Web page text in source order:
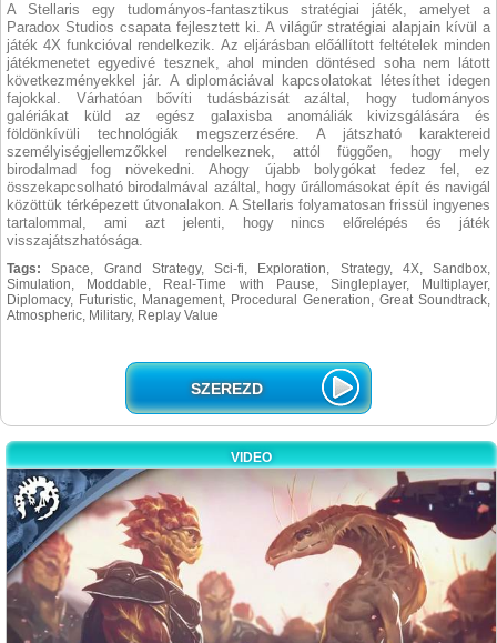
A Stellaris egy tudományos-fantasztikus stratégiai játék, amelyet a
Paradox Studios csapata fejlesztett ki. A világűr stratégiai alapjain kívül a
játék 4X funkcióval rendelkezik. Az eljárásban előállított feltételek minden
játékmenetet egyedivé tesznek, ahol minden döntésed soha nem látott
következményekkel jár. A diplomáciával kapcsolatokat létesíthet idegen
fajokkal. Várhatóan bővíti tudásbázisát azáltal, hogy tudományos
galériákat küld az egész galaxisba anomáliák kivizsgálására és
földönkívüli technológiák megszerzésére. A játszható karaktereid
személyiségjellemzőkkel rendelkeznek, attól függően, hogy mely
birodalmad fog növekedni. Ahogy újabb bolygókat fedez fel, ez
összekapcsolható birodalmával azáltal, hogy űrállomásokat épít és navigál
közöttük térképezett útvonalakon. A Stellaris folyamatosan frissül ingyenes
tartalommal, ami azt jelenti, hogy nincs előrelépés és játék
visszajátszhatósága.
Tags: Space, Grand Strategy, Sci-fi, Exploration, Strategy, 4X, Sandbox,
Simulation, Moddable, Real-Time with Pause, Singleplayer, Multiplayer,
Diplomacy, Futuristic, Management, Procedural Generation, Great Soundtrack,
Atmospheric, Military, Replay Value
SZEREZD
VIDEO